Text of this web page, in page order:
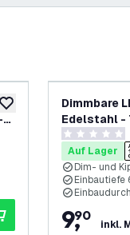
zur Wunschliste
Dimmbare
Edelstahl -
ø92mm
0
Auf Lager
Dim- und
Einbautiefe
9,
90
inkl.